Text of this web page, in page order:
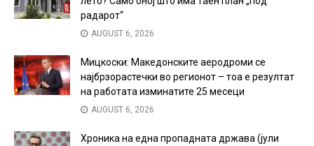
радарот“
AUGUST 6, 2026
Мицкоски: Македонските аеродроми се
најбрзорастечки во регионот – тоа е резултат
на работата изминатите 25 месеци
AUGUST 6, 2026
Хроника на една пропадната држава (јули